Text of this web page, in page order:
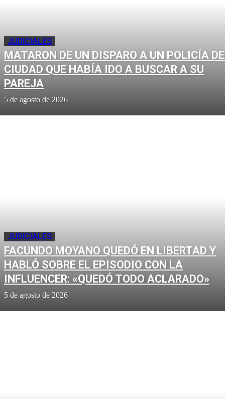
JUDICIALES
MATARON DE UN DISPARO A UN POLICÍA
CIUDAD QUE HABÍA IDO A BUSCAR A SU
PAREJA
5 de agosto de 2026
JUDICIALES
FACUNDO MOYANO QUEDÓ EN LIBERTAD Y
HABLÓ SOBRE EL EPISODIO CON LA
INFLUENCER: «QUEDÓ TODO ACLARADO»
5 de agosto de 2026